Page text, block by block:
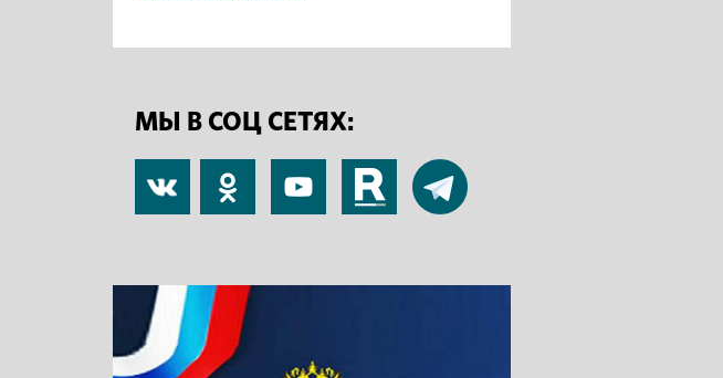
МЫ В СОЦ СЕТЯХ:
Одноклассники
YouTube RuTube Telegram